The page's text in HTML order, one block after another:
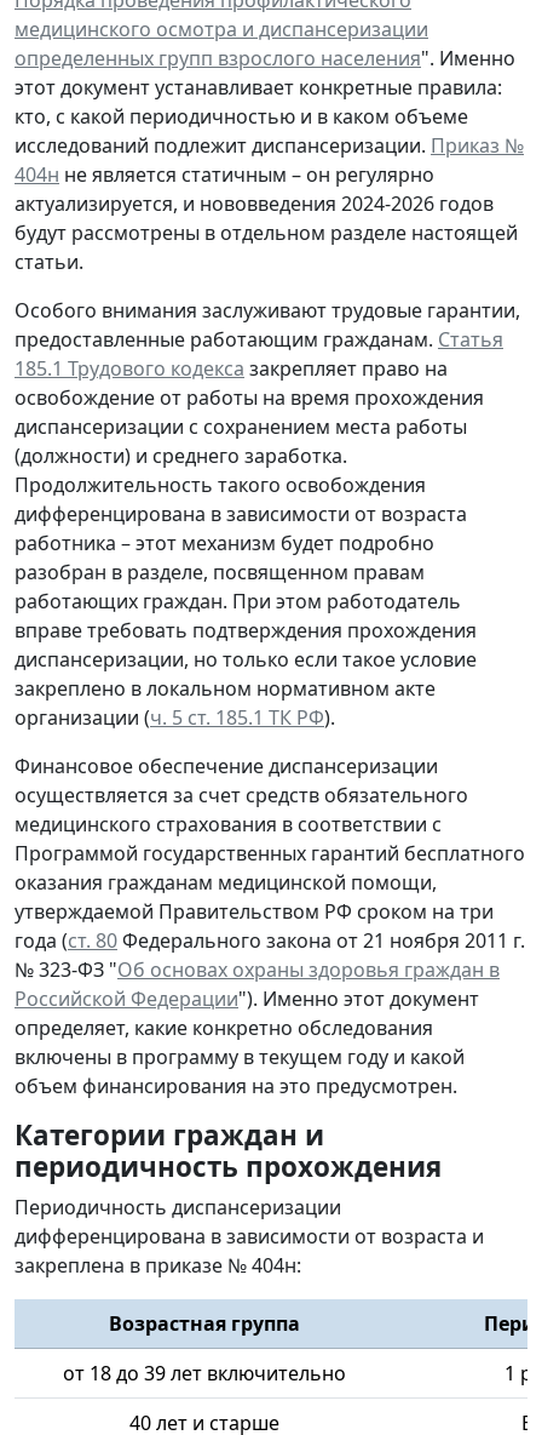
медицинского осмотра и диспансеризации
определенных групп взрослого населения". Именно
этот документ устанавливает конкретные правила:
кто, с какой периодичностью и в каком объеме
исследований подлежит диспансеризации. Приказ №
404н не является статичным – он регулярно
актуализируется, и нововведения 2024-2026 годов
будут рассмотрены в отдельном разделе настоящей
статьи.
Особого внимания заслуживают трудовые гарантии,
предоставленные работающим гражданам. Статья
185.1 Трудового кодекса закрепляет право на
освобождение от работы на время прохождения
диспансеризации с сохранением места работы
(должности) и среднего заработка.
Продолжительность такого освобождения
дифференцирована в зависимости от возраста
работника – этот механизм будет подробно
разобран в разделе, посвященном правам
работающих граждан. При этом работодатель
вправе требовать подтверждения прохождения
диспансеризации, но только если такое условие
закреплено в локальном нормативном акте
организации (ч. 5 ст. 185.1 ТК РФ).
Финансовое обеспечение диспансеризации
осуществляется за счет средств обязательного
медицинского страхования в соответствии с
Программой государственных гарантий бесплатного
оказания гражданам медицинской помощи,
утверждаемой Правительством РФ сроком на три
года (ст. 80Федерального закона от 21 ноября 2011 г.
№ 323-ФЗ "Об основах охраны здоровья граждан в
Российской Федерации"). Именно этот документ
определяет, какие конкретно обследования
включены в программу в текущем году и какой
объем финансирования на это предусмотрен.
Категории граждан и
периодичность прохождения
Периодичность диспансеризации
дифференцирована в зависимости от возраста и
закреплена в приказе № 404н:
Возрастная группа
от 18 до 39 лет включительно
1
40 лет и старше